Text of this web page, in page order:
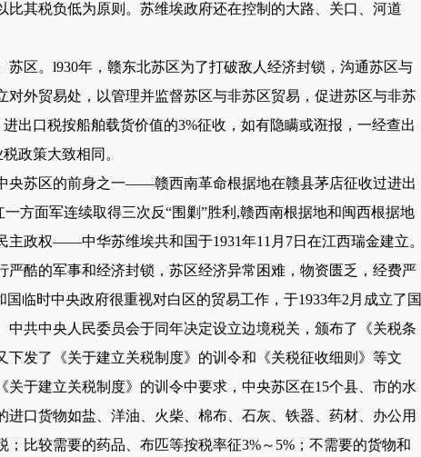
其税负低为原则。苏维埃政府还在控制的大路、关口、河道
。l930年，赣东北苏区为了打破敌人经济封锁，沟通苏区与
外贸易处，以管理并监督苏区与非苏区贸易，促进苏区与非苏
出口税按船舶载货价值的3%征收，如有隐瞒或诳报，一经查出
政策大致相同。
苏区的前身之一——赣西南革命根据地在赣县茅店征收过进出
方面军连续取得三次反“围剿”胜利,赣西南根据地和闽西根据地
政权——中华苏维埃共和国于1931年11月7日在江西瑞金建立。
酷的军事和经济封锁，苏区经济异常困难，物资匮乏，经费严
临时中央政府很重视对白区的贸易工作，于1933年2月成立了国
共中央人民委员会于同年决定设立边境税关，颁布了《关税条
发了《关于建立关税制度》的训令和《关税征收细则》等文
于建立关税制度》的训令中要求，中央苏区在15个县、市的水
口货物如盐、洋油、火柴、棉布、石灰、铁器、药材、办公用
比较需要的药品、布匹等按税率征3%～5%；不需要的货物和